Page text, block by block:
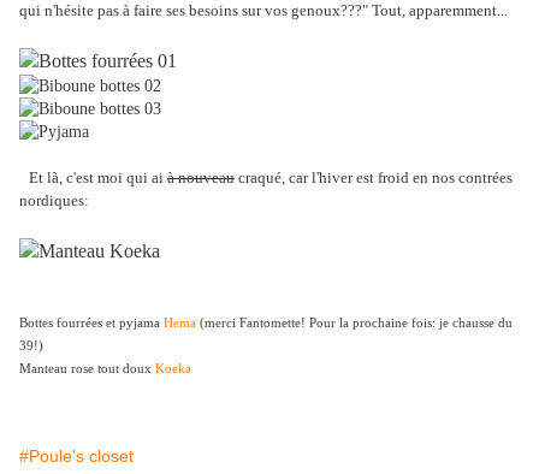
qui n'hésite pas à faire ses besoins sur vos genoux???" Tout, apparemment...
Et là, c'est moi qui ai à nouveau craqué, car l'hiver est froid en nos contrées
nordiques:
Bottes fourrées et pyjama Hema (merci Fantomette! Pour la prochaine fois: je chausse du
39!)
Manteau rose tout doux Koeka
#Poule's closet